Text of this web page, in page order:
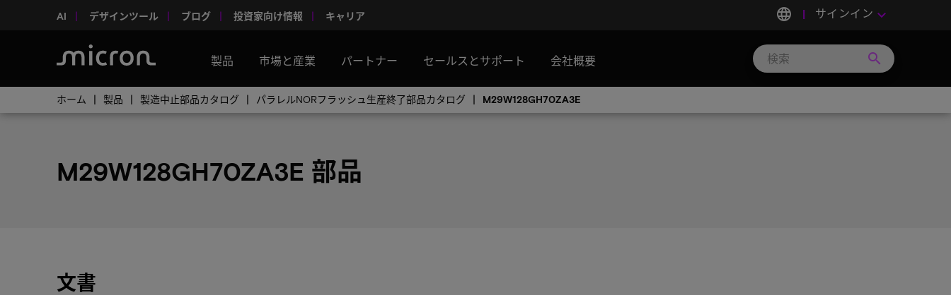
AI デザインツール ブログ 投資家向け情報 キャリア language サインイン keyboard_arrow_down
製品 市場と産業 パートナー セールスとサポート 会社概要 search
ホーム 製品 製造中止部品カタログ パラレルNORフラッシュ生産終了部品カタログ M29W128GH70ZA3E
M29W128GH70ZA3E 部品
文書